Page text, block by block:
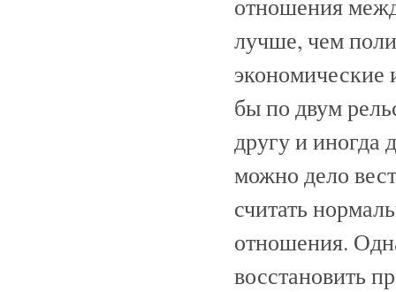
лучше, чем
экономические
бы по двум
другу и иногда
можно дело
считать
отношения.
восстановить